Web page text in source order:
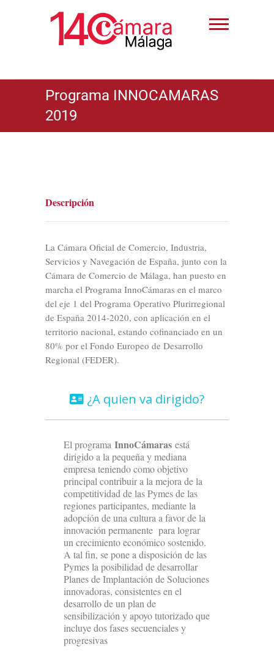
Programa INNOCAMARAS
2019
Descripción
La Cámara Oficial de Comercio, Industria,
Servicios y Navegación de España, junto con la
Cámara de Comercio de Málaga, han puesto en
marcha el Programa InnoCámaras en el marco
del eje 1 del Programa Operativo Plurirregional
de España 2014-2020, con aplicación en el
territorio nacional, estando cofinanciado en un
80% por el Fondo Europeo de Desarrollo
Regional (FEDER).
¿A quien va dirigido?
El programa InnoCámaras está
dirigido a la pequeña y mediana
empresa teniendo como objetivo
principal contribuir a la mejora de la
competitividad de las Pymes de las
regiones participantes, mediante la
adopción de una cultura a favor de la
innovación permanente para lograr
un crecimiento económico sostenido.
A tal fin, se pone a disposición de las
Pymes la posibilidad de desarrollar
Planes de Implantación de Soluciones
innovadoras, consistentes en el
desarrollo de un plan de
sensibilización y apoyo tutorizado que
incluye dos fases secuenciales y
progresivas